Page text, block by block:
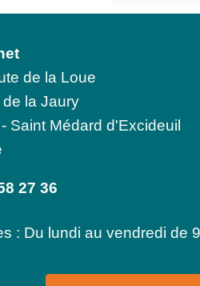
de la Loue
de la Jaury
- Saint Médard d'Excideuil
27 36
: Du lundi au vendredi de